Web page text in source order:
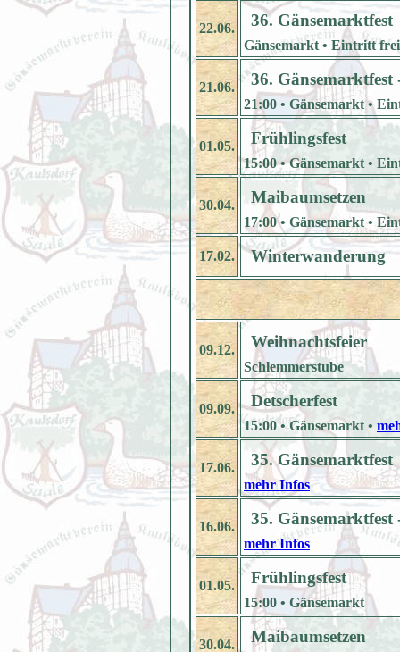
22.06. 36. Gänsemarktfest
Gänsemarkt • Eintritt
21.06. 36. Gänsemarktfest
21:00 • Gänsemarkt •
01.05. Frühlingsfest
15:00 • Gänsemarkt •
30.04. Maibaumsetzen
17:00 • Gänsemarkt •
17.02. Winterwanderung
09.12. Weihnachtsfeier
Schlemmerstube
09.09. Detscherfest
15:00 • Gänsemarkt •
17.06. 35. Gänsemarktfest
mehr Infos
16.06. 35. Gänsemarktfest
mehr Infos
01.05. Frühlingsfest
15:00 • Gänsemarkt
30.04. Maibaumsetzen